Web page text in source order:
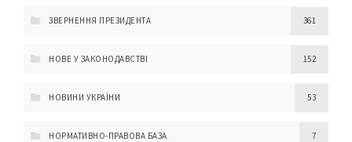
ЗВЕРНЕННЯ ПРЕЗИДЕНТА 361
НОВЕ У ЗАКОНОДАВСТВІ 152
НОВИНИ УКРАЇНИ 53
НОРМАТИВНО-ПРАВОВА БАЗА 7